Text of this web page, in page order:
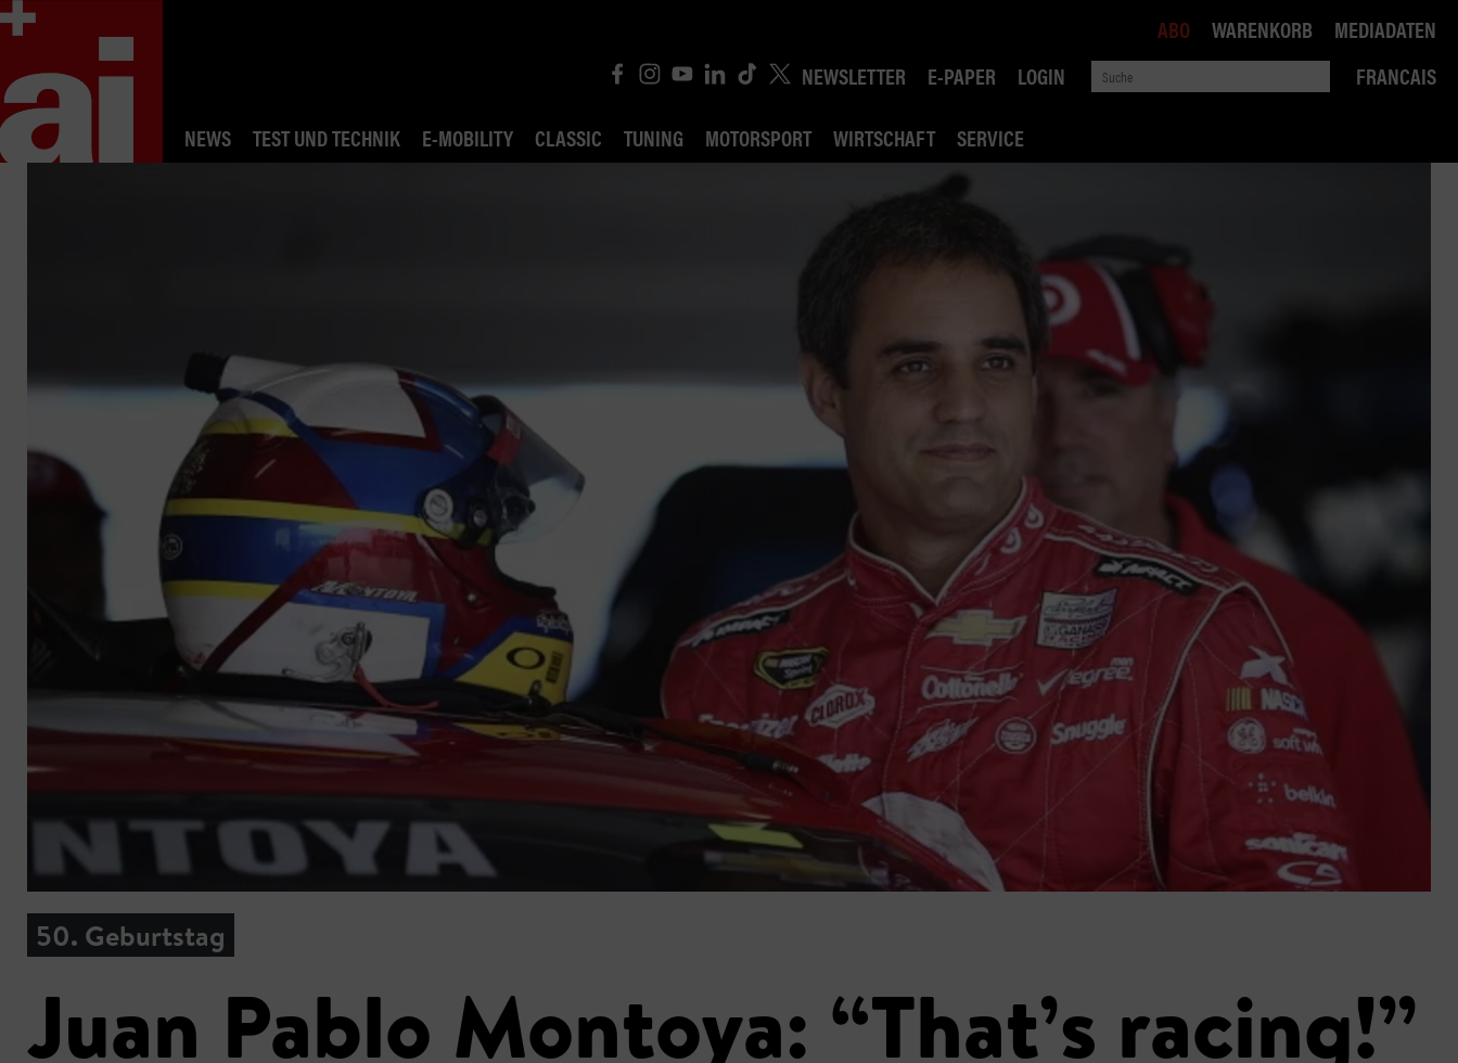
NEWSLETTER E-PAPER LOGIN
FRANCAIS
NEWS
TEST UND TECHNIK E-MOBILITY CLASSIC TUNING MOTORSPORT WIRTSCHAFT SERVICE
ROBIN ROAD
VERKEHRSPOLITIK
WETTBEWERB
ABO WARENKORB MEDIADATEN
50. Geburtstag
Juan Pablo Montoya: “That’s racing!”